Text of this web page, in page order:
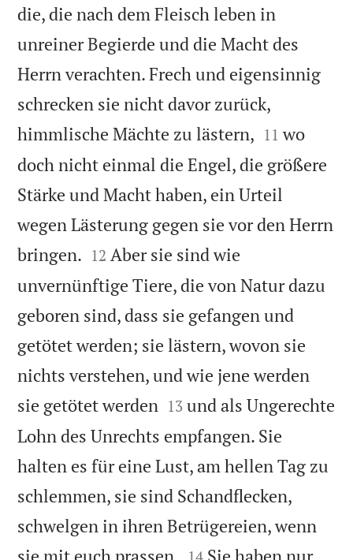
die, die nach dem Fleisch leben in
unreiner Begierde und die Macht des
Herrn verachten. Frech und eigensinnig
schrecken sie nicht davor zurück,
himmlische Mächte zu lästern, 

11 wo
doch nicht einmal die Engel, die größere
Stärke und Macht haben, ein Urteil
wegen Lästerung gegen sie vor den Herrn
bringen. 

12 Aber sie sind wie
unvernünftige Tiere, die von Natur dazu
geboren sind, dass sie gefangen und
getötet werden; sie lästern, wovon sie
nichts verstehen, und wie jene werden
sie getötet werden 

13 und als Ungerechte
Lohn des Unrechts empfangen. Sie
halten es für eine Lust, am hellen Tag zu
schlemmen, sie sind Schandflecken,
schwelgen in ihren Betrügereien, wenn

